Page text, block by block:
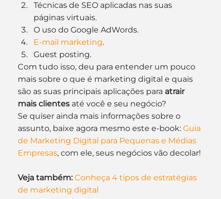
Técnicas de SEO aplicadas nas suas
páginas virtuais.
O uso do Google AdWords.
E-mail marketing.
Guest posting.
Com tudo isso, deu para entender um pouco
mais sobre o que é marketing digital e quais
são as suas principais aplicações para atrair
mais clientes até você e seu negócio?
Se quiser ainda mais informações sobre o
assunto, baixe agora mesmo este e-book: Guia
de Marketing Digital para Pequenas e Médias
Empresas, com ele, seus negócios vão decolar!
Veja também: Conheça 4 tipos de estratégias
de marketing digital